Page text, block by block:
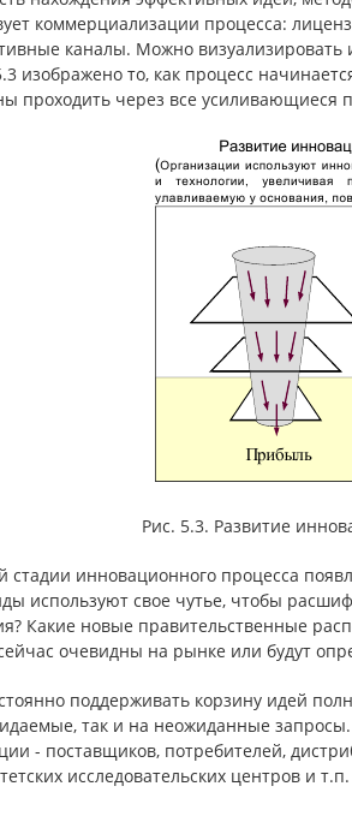
коммерциализации процесса:
каналы. Можно визуализировать
изображено то, как процесс
проходить через все усиливающиеся
Рис. 5.3. Развитие
стадии инновационного процесса
используют свое чутье, чтобы
Какие новые правительственные
очевидны на рынке или будут
поддерживать корзину идей
так и на неожиданные
- поставщиков, потребителей,
исследовательских центров и т.п.